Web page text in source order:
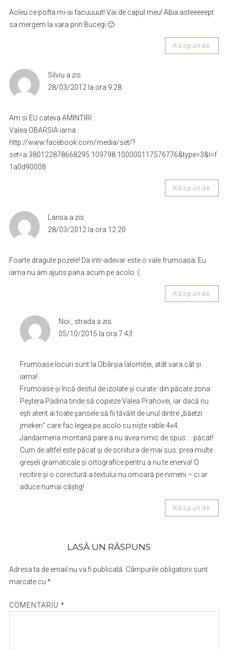
Aoleu ce pofta mi-ai facuuuut! Vai de capul meu! Abia asteeeeept
sa mergem la vara prin Bucegi 🙂
Răspunde
Silviu a zis
28/03/2012 la ora 9:28
Am si EU cateva AMINTIRI :
Valea OBARSIA iarna :
http://www.facebook.com/media/set/?
set=a.380122878668295.109798.100000117576776&type=3&l=f
1a0d90008
Răspunde
Larisa a zis
28/03/2012 la ora 12:20
Foarte dragute pozele! Da intr-adevar este o vale frumoasa. Eu
iarna nu am ajuns pana acum pe acolo :(.
Răspunde
Noi , strada a zis
05/10/2015 la ora 7:43
Frumoase locuri sunt la Obârșia Ialomiței, atât vara cât și
iarna!
Frumoase și încă destul de izolate și curate: din păcate zona
Peștera Padina tinde să copieze Valea Prahovei, iar dacă nu
ești atent ai toate șansele să fii tăvălit de unul dintre „băetzi
jmekeri” care fac legea pe acolo cu niște rable 4×4.
Jandarmeria montană pare a nu avea nimic de spus … păcat!
Cum de altfel este păcat și de scriitura de mai sus: prea multe
greșeli gramaticale și ortografice pentru a nu te enerva! O
recitire și o corectură a textului nu omoară pe nimeni – ci ar
aduce numai câștig!
Răspunde
LASĂ UN RĂSPUNS
Adresa ta de email nu va fi publicată. Câmpurile obligatorii sunt
marcate cu *
COMENTARIU *